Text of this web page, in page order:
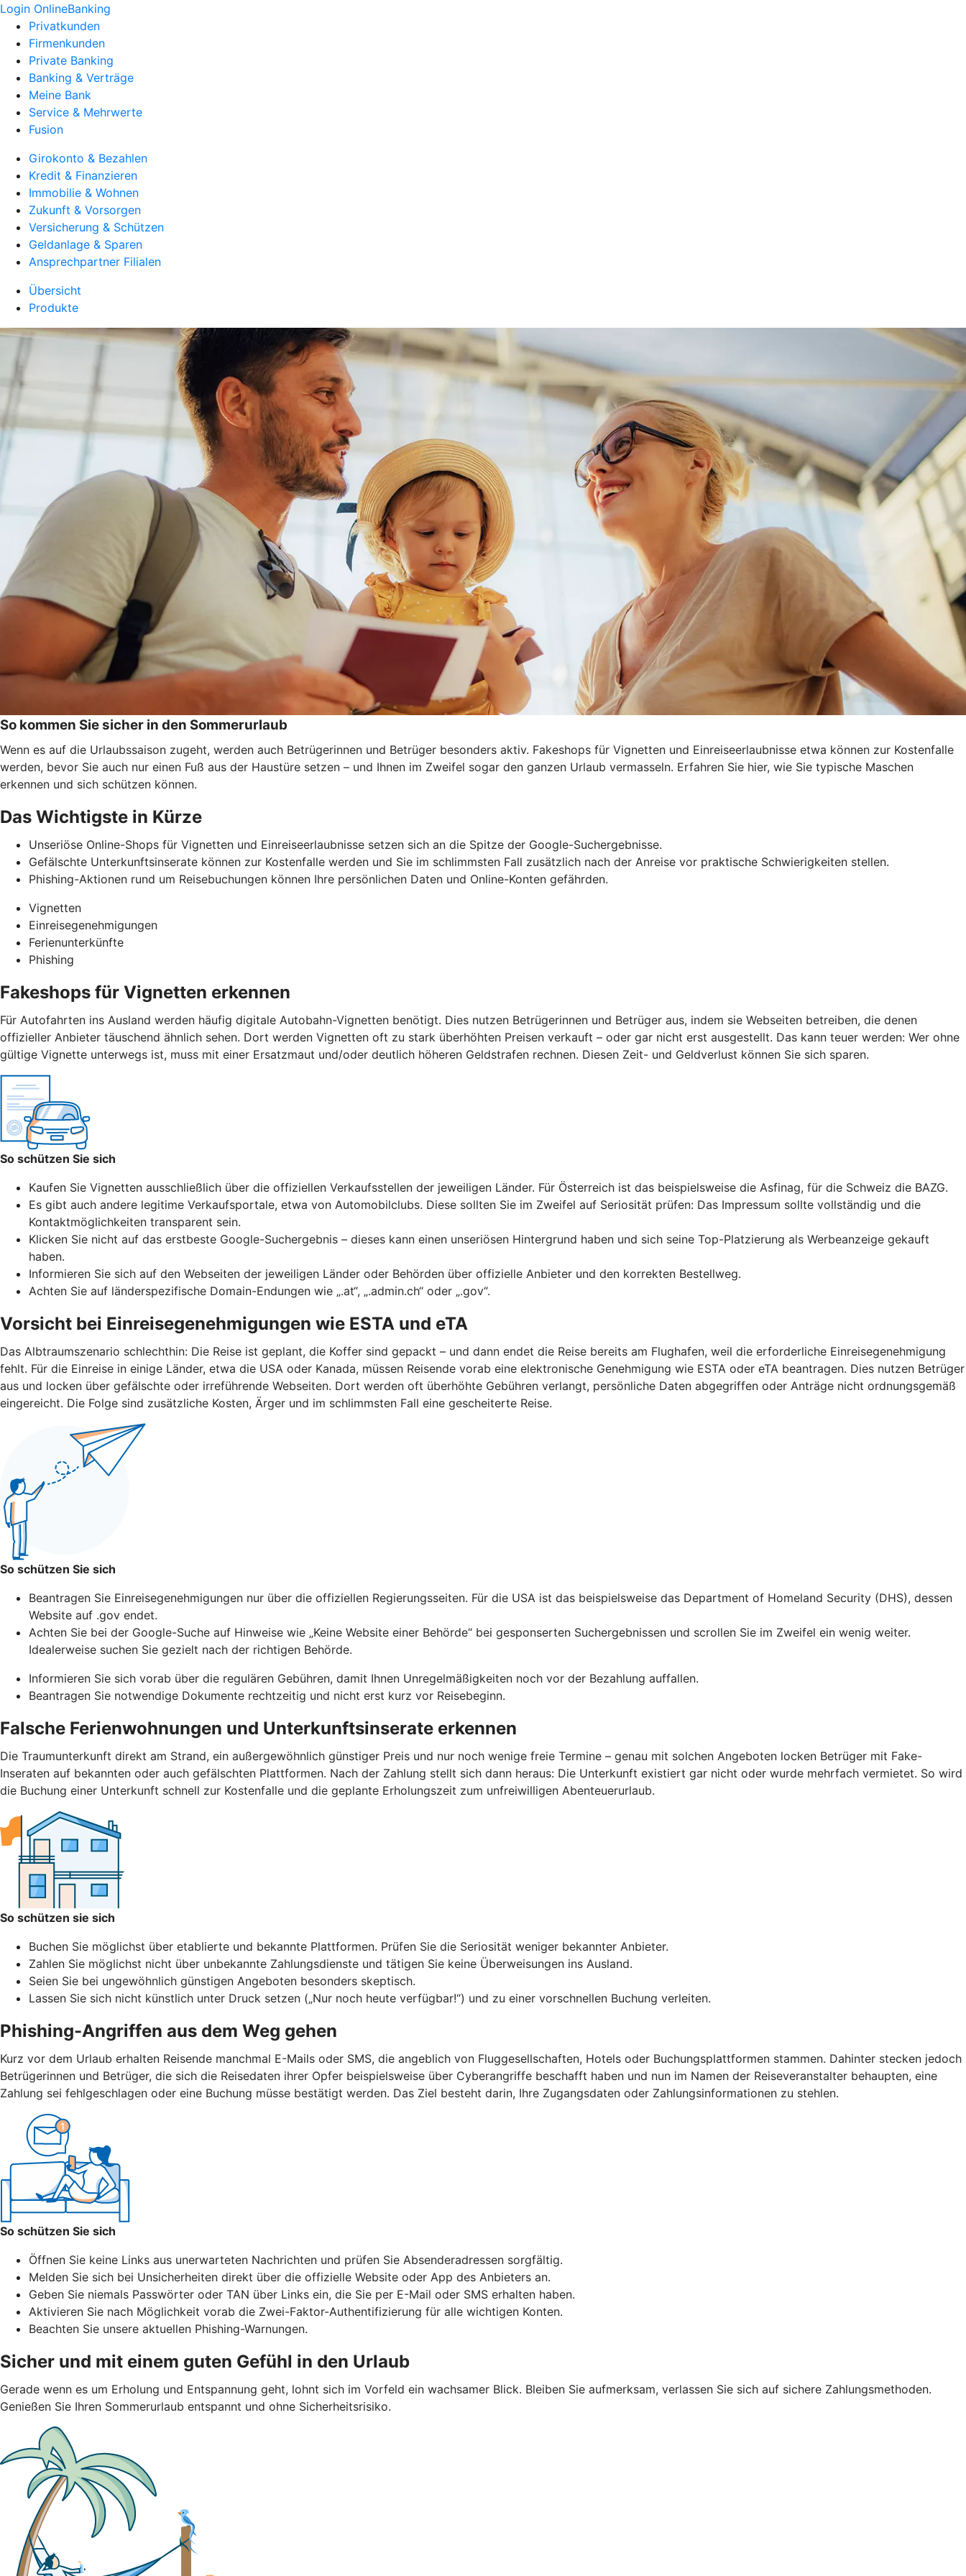
Login OnlineBanking
Privatkunden
Firmenkunden
Private Banking
Banking & Verträge
Meine Bank
Service & Mehrwerte
Fusion
Girokonto & Bezahlen
Kredit & Finanzieren
Immobilie & Wohnen
Zukunft & Vorsorgen
Versicherung & Schützen
Geldanlage & Sparen
Ansprechpartner Filialen
Übersicht
Produkte
So kommen Sie sicher in den Sommerurlaub
Wenn es auf die Urlaubssaison zugeht, werden auch Betrügerinnen und Betrüger besonders aktiv. Fakeshops für Vignetten und Einreiseerlaubnisse etwa können zur Kostenfalle
werden, bevor Sie auch nur einen Fuß aus der Haustüre setzen – und Ihnen im Zweifel sogar den ganzen Urlaub vermasseln. Erfahren Sie hier, wie Sie typische Maschen
erkennen und sich schützen können.
Das Wichtigste in Kürze
Unseriöse Online-Shops für Vignetten und Einreiseerlaubnisse setzen sich an die Spitze der Google-Suchergebnisse.
Gefälschte Unterkunftsinserate können zur Kostenfalle werden und Sie im schlimmsten Fall zusätzlich nach der Anreise vor praktische Schwierigkeiten stellen.
Phishing-Aktionen rund um Reisebuchungen können Ihre persönlichen Daten und Online-Konten gefährden.
Vignetten
Einreisegenehmigungen
Ferienunterkünfte
Phishing
Fakeshops für Vignetten erkennen
Für Autofahrten ins Ausland werden häufig digitale Autobahn-Vignetten benötigt. Dies nutzen Betrügerinnen und Betrüger aus, indem sie Webseiten betreiben, die denen
offizieller Anbieter täuschend ähnlich sehen. Dort werden Vignetten oft zu stark überhöhten Preisen verkauft – oder gar nicht erst ausgestellt. Das kann teuer werden: Wer ohne
gültige Vignette unterwegs ist, muss mit einer Ersatzmaut und/oder deutlich höheren Geldstrafen rechnen. Diesen Zeit- und Geldverlust können Sie sich sparen.
So schützen Sie sich
Kaufen Sie Vignetten ausschließlich über die offiziellen Verkaufsstellen der jeweiligen Länder. Für Österreich ist das beispielsweise die Asfinag, für die Schweiz die BAZG.
Es gibt auch andere legitime Verkaufsportale, etwa von Automobilclubs. Diese sollten Sie im Zweifel auf Seriosität prüfen: Das Impressum sollte vollständig und die
Kontaktmöglichkeiten transparent sein.
Klicken Sie nicht auf das erstbeste Google-Suchergebnis – dieses kann einen unseriösen Hintergrund haben und sich seine Top-Platzierung als Werbeanzeige gekauft
haben.
Informieren Sie sich auf den Webseiten der jeweiligen Länder oder Behörden über offizielle Anbieter und den korrekten Bestellweg.
Achten Sie auf länderspezifische Domain-Endungen wie „.at“, „.admin.ch“ oder „.gov“.
Vorsicht bei Einreisegenehmigungen wie ESTA und eTA
Das Albtraumszenario schlechthin: Die Reise ist geplant, die Koffer sind gepackt – und dann endet die Reise bereits am Flughafen, weil die erforderliche Einreisegenehmigung
fehlt. Für die Einreise in einige Länder, etwa die USA oder Kanada, müssen Reisende vorab eine elektronische Genehmigung wie ESTA oder eTA beantragen. Dies nutzen Betrüger
aus und locken über gefälschte oder irreführende Webseiten. Dort werden oft überhöhte Gebühren verlangt, persönliche Daten abgegriffen oder Anträge nicht ordnungsgemäß
eingereicht. Die Folge sind zusätzliche Kosten, Ärger und im schlimmsten Fall eine gescheiterte Reise.
So schützen Sie sich
Beantragen Sie Einreisegenehmigungen nur über die offiziellen Regierungsseiten. Für die USA ist das beispielsweise das Department of Homeland Security (DHS), dessen
Website auf .gov endet.
Achten Sie bei der Google-Suche auf Hinweise wie „Keine Website einer Behörde“ bei gesponserten Suchergebnissen und scrollen Sie im Zweifel ein wenig weiter.
Idealerweise suchen Sie gezielt nach der richtigen Behörde.
Informieren Sie sich vorab über die regulären Gebühren, damit Ihnen Unregelmäßigkeiten noch vor der Bezahlung auffallen.
Beantragen Sie notwendige Dokumente rechtzeitig und nicht erst kurz vor Reisebeginn.
Falsche Ferienwohnungen und Unterkunftsinserate erkennen
Die Traumunterkunft direkt am Strand, ein außergewöhnlich günstiger Preis und nur noch wenige freie Termine – genau mit solchen Angeboten locken Betrüger mit Fake-
Inseraten auf bekannten oder auch gefälschten Plattformen. Nach der Zahlung stellt sich dann heraus: Die Unterkunft existiert gar nicht oder wurde mehrfach vermietet. So wird
die Buchung einer Unterkunft schnell zur Kostenfalle und die geplante Erholungszeit zum unfreiwilligen Abenteuerurlaub.
So schützen sie sich
Buchen Sie möglichst über etablierte und bekannte Plattformen. Prüfen Sie die Seriosität weniger bekannter Anbieter.
Zahlen Sie möglichst nicht über unbekannte Zahlungsdienste und tätigen Sie keine Überweisungen ins Ausland.
Seien Sie bei ungewöhnlich günstigen Angeboten besonders skeptisch.
Lassen Sie sich nicht künstlich unter Druck setzen („Nur noch heute verfügbar!“) und zu einer vorschnellen Buchung verleiten.
Phishing-Angriffen aus dem Weg gehen
Kurz vor dem Urlaub erhalten Reisende manchmal E-Mails oder SMS, die angeblich von Fluggesellschaften, Hotels oder Buchungsplattformen stammen. Dahinter stecken jedoch
Betrügerinnen und Betrüger, die sich die Reisedaten ihrer Opfer beispielsweise über Cyberangriffe beschafft haben und nun im Namen der Reiseveranstalter behaupten, eine
Zahlung sei fehlgeschlagen oder eine Buchung müsse bestätigt werden. Das Ziel besteht darin, Ihre Zugangsdaten oder Zahlungsinformationen zu stehlen.
So schützen Sie sich
Öffnen Sie keine Links aus unerwarteten Nachrichten und prüfen Sie Absenderadressen sorgfältig.
Melden Sie sich bei Unsicherheiten direkt über die offizielle Website oder App des Anbieters an.
Geben Sie niemals Passwörter oder TAN über Links ein, die Sie per E-Mail oder SMS erhalten haben.
Aktivieren Sie nach Möglichkeit vorab die Zwei-Faktor-Authentifizierung für alle wichtigen Konten.
Beachten Sie unsere aktuellen Phishing-Warnungen.
Sicher und mit einem guten Gefühl in den Urlaub
Gerade wenn es um Erholung und Entspannung geht, lohnt sich im Vorfeld ein wachsamer Blick. Bleiben Sie aufmerksam, verlassen Sie sich auf sichere Zahlungsmethoden.
Genießen Sie Ihren Sommerurlaub entspannt und ohne Sicherheitsrisiko.